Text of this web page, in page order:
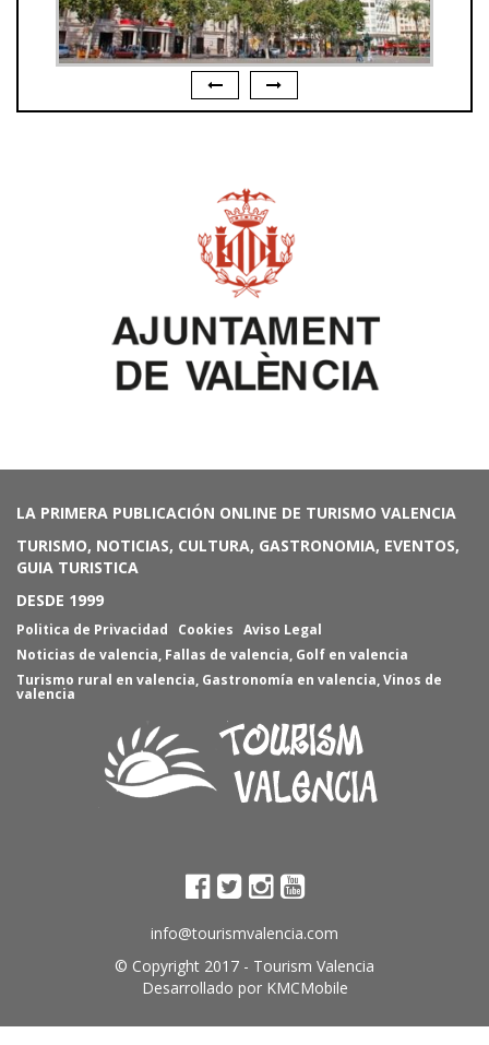
LA PRIMERA PUBLICACIÓN ONLINE DE TURISMO VALENCIA
TURISMO, NOTICIAS, CULTURA, GASTRONOMIA, EVENTOS,
GUIA TURISTICA
DESDE 1999
Politica de Privacidad Cookies Aviso Legal
Noticias de valencia, Fallas de valencia, Golf en valencia
Turismo rural en valencia, Gastronomía en valencia,Vinos de
valencia
info@tourismvalencia.com
© Copyright 2017 - Tourism Valencia
Desarrollado por KMCMobile